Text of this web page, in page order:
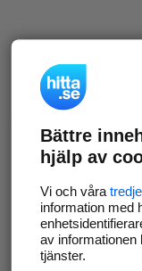
Bättre
hjälp av
Vi och våra
information med
av informationen
tjänster.